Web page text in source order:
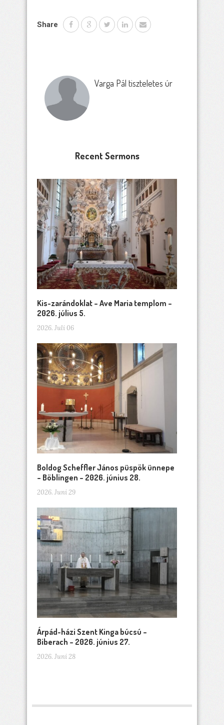
Share
Varga Pál tiszteletes úr
Recent Sermons
Kis-zarándoklat – Ave Maria templom –
2026. július 5.
2026. Juli 06
Boldog Scheffler János püspök ünnepe
– Böblingen – 2026. június 28.
2026. Juni 29
Árpád-házi Szent Kinga búcsú –
Biberach – 2026. június 27.
2026. Juni 28